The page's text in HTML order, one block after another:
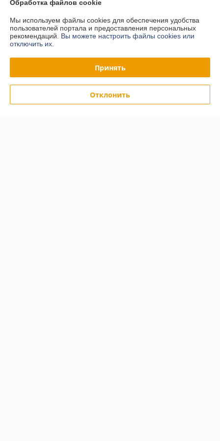
Сайт Simpla.by Минский район, а/г Ратомка, ул.Корицкого,
д.15"Б"/1, офис 11, аг. Ратомка, Беларусь
Контакты
Показать весь график работы
Обработка файлов cookie
Мы используем файлы cookies для обеспечения удобства
пользователей портала и предоставления персональных
рекомендаций. Вы можете настроить файлы cookies или
отключить их.
Принять
Отклонить